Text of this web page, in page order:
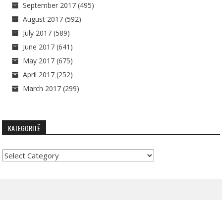
September 2017 (495)
August 2017 (592)
July 2017 (589)
June 2017 (641)
May 2017 (675)
April 2017 (252)
March 2017 (299)
KATEGORITË
Kategoritë